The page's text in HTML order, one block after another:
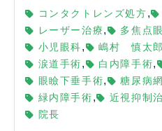
コンタクトレンズ処方 ,
レーザー治療 , 多焦点
小児眼科 , 嶋村 慎太郎
涙道手術 , 白内障手術,
眼瞼下垂手術, 糖尿病
緑内障手術 , 近視抑制
院長